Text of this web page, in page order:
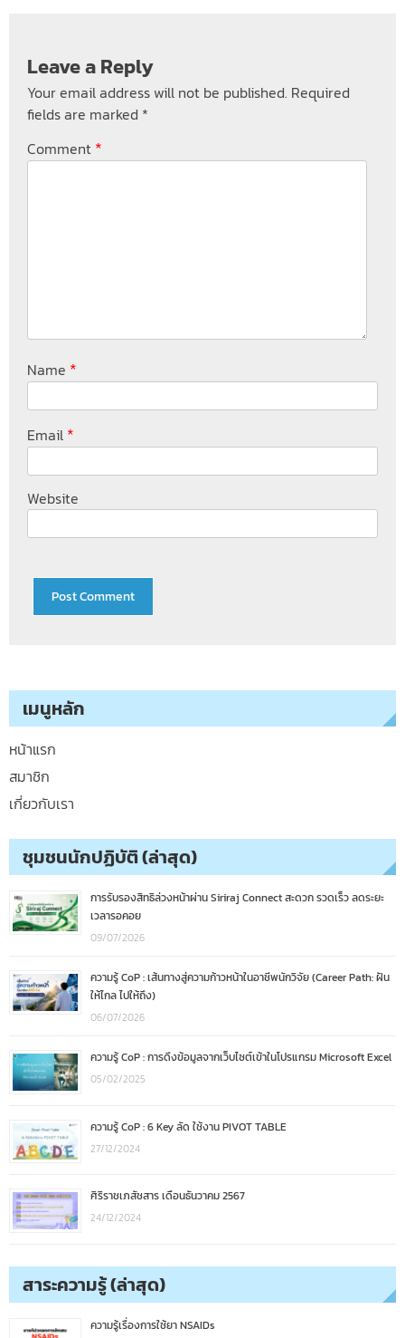
Leave a Reply
Your email address will not be published. Required
fields are marked *
Comment *
Name *
Email *
Website
เมนูหลัก
หน้าแรก
สมาชิก
เกี่ยวกับเรา
ชุมชนนักปฏิบัติ (ล่าสุด)
การรับรองสิทธิล่วงหน้าผ่าน Siriraj Connect สะดวก รวดเร็ว ลดระยะ
เวลารอคอย
09/07/2026
ความรู้ CoP : เส้นทางสู่ความก้าวหน้าในอาชีพนักวิจัย (Career Path: ฝัน
ให้ไกล ไปให้ถึง)
06/07/2026
ความรู้ CoP : การดึงข้อมูลจากเว็บไซต์เข้าในโปรแกรม Microsoft Excel
05/02/2025
ความรู้ CoP : 6 Key ลัด ใช้งาน PIVOT TABLE
27/12/2024
ศิริราชเภสัชสาร เดือนธันวาคม 2567
24/12/2024
สาระความรู้ (ล่าสุด)
ความรู้เรื่องการใช้ยา NSAIDs